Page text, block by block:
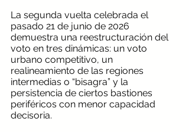
La segunda vuelta celebrada el
pasado 21 de junio de 2026
demuestra una reestructuración del
voto en tres dinámicas: un voto
urbano competitivo, un
realineamiento de las regiones
intermedias o “bisagra” y la
persistencia de ciertos bastiones
periféricos con menor capacidad
decisoria.